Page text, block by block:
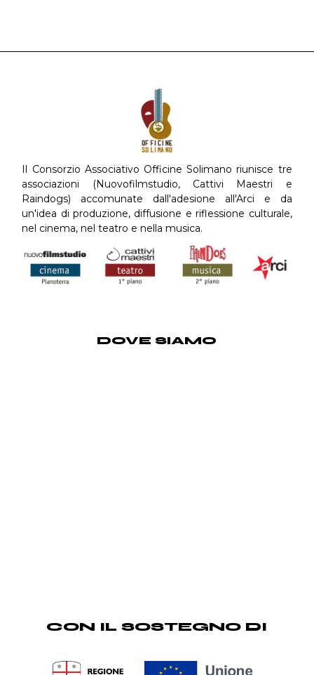
Il Consorzio Associativo Officine Solimano riunisce tre
associazioni (Nuovofilmstudio, Cattivi Maestri e
Raindogs) accomunate dall'adesione all'Arci e da
un'idea di produzione, diffusione e riflessione culturale,
nel cinema, nel teatro e nella musica.
DOVE SIAMO
CON IL SOSTEGNO DI